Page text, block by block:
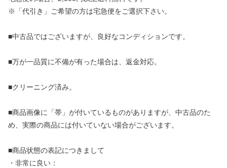
※「代引き」ご希望の方は宅急便をご選択下さい。
■中古品ではございますが、良好なコンディションです。
■万が一品質に不備が有った場合は、返金対応。
■クリーニング済み。
■商品画像に「帯」が付いているものがありますが、中古品のた
め、実際の商品には付いていない場合がございます。
■商品状態の表記につきまして
・非常に良い：